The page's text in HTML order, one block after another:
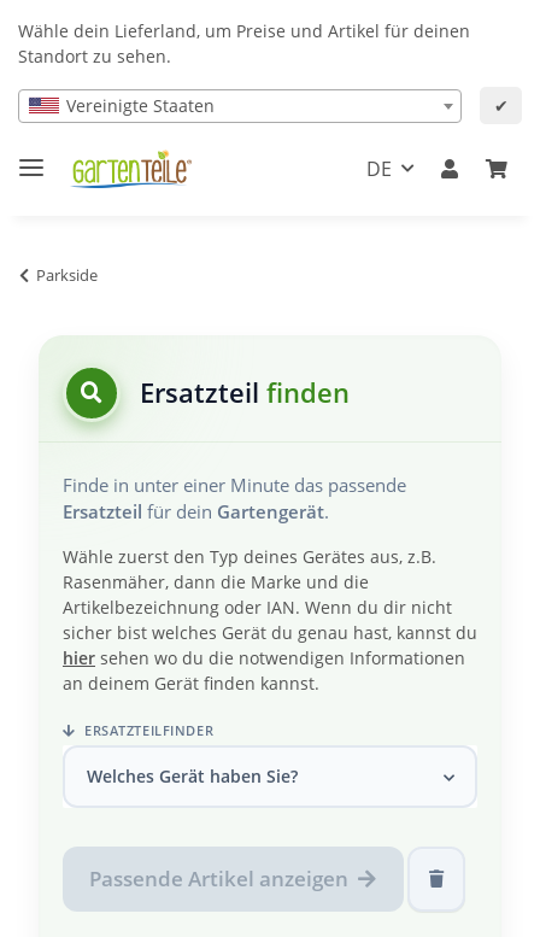
Wähle dein Lieferland, um Preise und Artikel für deinen
Standort zu sehen.
Vereinigte Staaten ✔
DE
Parkside
Ersatzteil finden
Finde in unter einer Minute das passende
Ersatzteil für dein Gartengerät.
Wähle zuerst den Typ deines Gerätes aus, z.B.
Rasenmäher, dann die Marke und die
Artikelbezeichnung oder IAN. Wenn du dir nicht
sicher bist welches Gerät du genau hast, kannst du
hier sehen wo du die notwendigen Informationen
an deinem Gerät finden kannst.
ERSATZTEILFINDER
Welches Gerät haben Sie?
Passende Artikel anzeigen